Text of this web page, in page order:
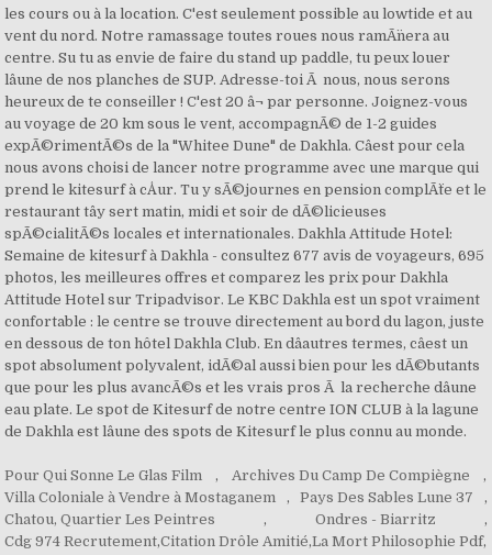
Pour Qui Sonne Le Glas Film , Archives Du Camp De Compiègne
,
Villa Coloniale à Vendre à Mostaganem
, Pays Des Sables Lune 37
,
Chatou, Quartier Les Peintres
, Ondres - Biarritz
,
Cdg 974 Recrutement,Citation Drôle Amitié,La Mort Philosophie Pdf,